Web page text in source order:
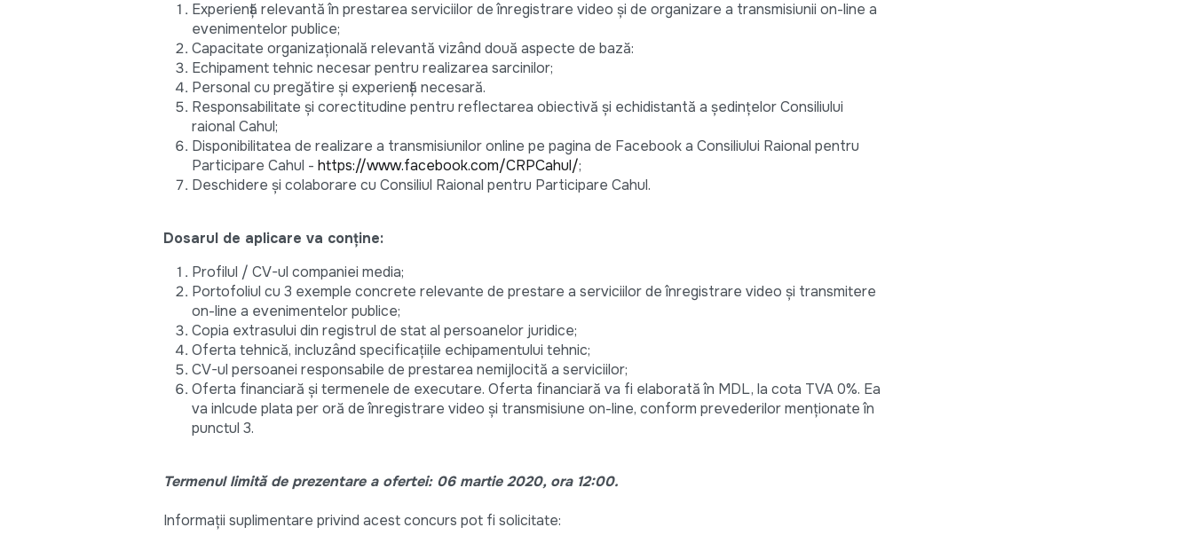
Experiență relevantă în prestarea serviciilor de înregistrare video și de organizare a transmisiunii on-line a
evenimentelor publice;
Capacitate organizațională relevantă vizând două aspecte de bază:
Echipament tehnic necesar pentru realizarea sarcinilor;
Personal cu pregătire și experiență necesară.
Responsabilitate și corectitudine pentru reflectarea obiectivă și echidistantă a ședințelor Consiliului
raional Cahul;
Disponibilitatea de realizare a transmisiunilor online pe pagina de Facebook a Consiliului Raional pentru
Participare Cahul - https://www.facebook.com/CRPCahul/;
Deschidere și colaborare cu Consiliul Raional pentru Participare Cahul.
Dosarul de aplicare va conține:
Profilul / CV-ul companiei media;
Portofoliul cu 3 exemple concrete relevante de prestare a serviciilor de înregistrare video și transmitere
on-line a evenimentelor publice;
Copia extrasului din registrul de stat al persoanelor juridice;
Oferta tehnică, incluzând specificațiile echipamentului tehnic;
CV-ul persoanei responsabile de prestarea nemijlocită a serviciilor;
Oferta financiară și termenele de executare. Oferta financiară va fi elaborată în MDL, la cota TVA 0%. Ea
va inlcude plata per oră de înregistrare video și transmisiune on-line, conform prevederilor menționate în
punctul 3.
Termenul limită de prezentare a ofertei: 06 martie 2020, ora 12:00.
Informații suplimentare privind acest concurs pot fi solicitate: